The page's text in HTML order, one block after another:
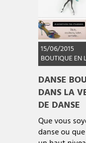
15/06/2015
BOUTIQUE EN
DANSE
DANS LA
DE DANSE
Que vous
danse ou